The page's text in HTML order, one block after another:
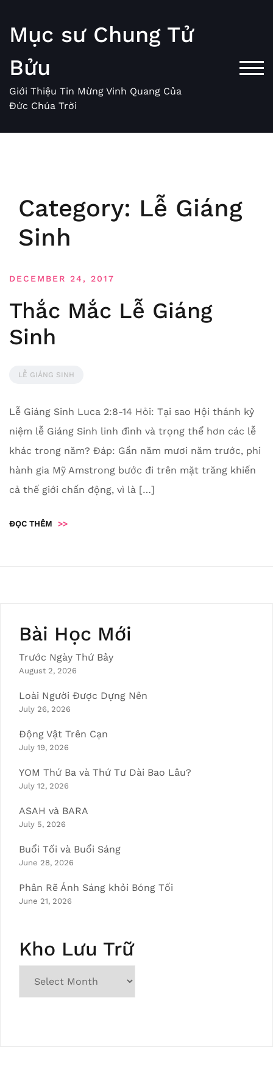
content
Mục sư Chung Tử
Bửu
Giới Thiệu Tin Mừng Vinh Quang Của
Đức Chúa Trời
Category: Lễ Giáng
Sinh
DECEMBER 24, 2017
Thắc Mắc Lễ Giáng
Sinh
LỄ GIÁNG SINH
Lễ Giáng Sinh Luca 2:8-14 Hỏi: Tại sao Hội thánh kỷ
niệm lễ Giáng Sinh linh đình và trọng thể hơn các lễ
khác trong năm? Đáp: Gần năm mươi năm trước, phi
hành gia Mỹ Amstrong bước đi trên mặt trăng khiến
cả thế giới chấn động, vì là […]
ĐỌC THÊM >>
Bài Học Mới
Trước Ngày Thứ Bảy
August 2, 2026
Loài Người Được Dựng Nên
July 26, 2026
Động Vật Trên Cạn
July 19, 2026
YOM Thứ Ba và Thứ Tư Dài Bao Lâu?
July 12, 2026
ASAH và BARA
July 5, 2026
Buổi Tối và Buổi Sáng
June 28, 2026
Phân Rẽ Ánh Sáng khỏi Bóng Tối
June 21, 2026
Kho Lưu Trữ